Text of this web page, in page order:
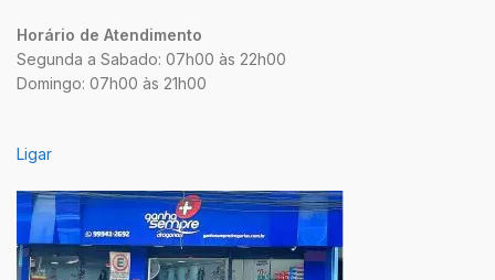
Horário de Atendimento
Segunda a Sabado: 07h00 às 22h00
Domingo: 07h00 às 21h00
Ligar